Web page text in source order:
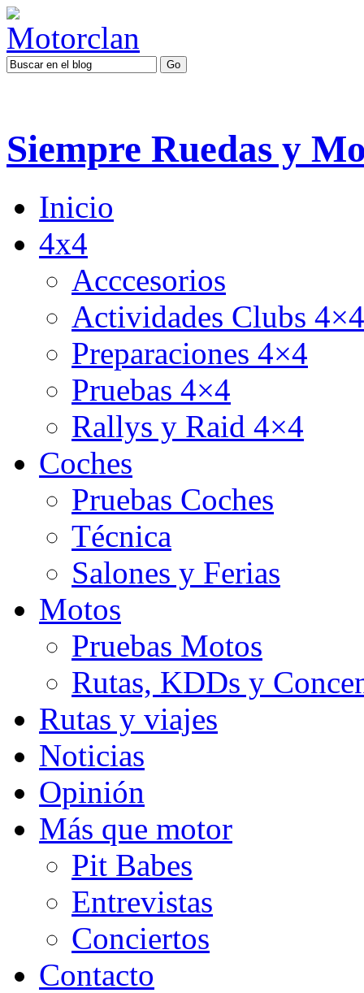
Siempre Ruedas y
Inicio
4x4
Acccesorios
Actividades Clubs 4×4
Preparaciones 4×4
Pruebas 4×4
Rallys y Raid 4×4
Coches
Pruebas Coches
Técnica
Salones y Ferias
Motos
Pruebas Motos
Rutas, KDDs y
Rutas y viajes
Noticias
Opinión
Más que motor
Pit Babes
Entrevistas
Conciertos
Contacto